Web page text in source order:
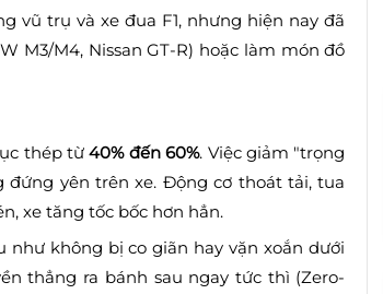
vũ trụ và xe đua F1, nhưng hiện nay đã
M3/M4, Nissan GT-R) hoặc làm món đồ
thép từ40% đến 60%. Việc giảm "trọng
yên trên xe. Động cơ thoát tải, tua
xe tăng tốc bốc hơn hẳn.
như không bị co giãn hay vặn xoắn dưới
thẳng ra bánh sau ngay tức thì (Zero-